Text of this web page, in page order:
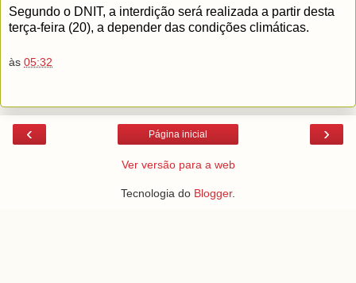
Segundo o DNIT, a interdição será realizada a partir desta
terça-feira (20), a depender das condições climáticas.
às 05:32
‹ ›
Página inicial
Ver versão para a web
Tecnologia do Blogger.